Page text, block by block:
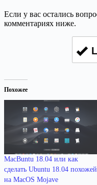
Если у вас остались
комментариях ниже.
Похожее
MacBuntu 18.04 или как
сделать Ubuntu 18.04 похожей
на MacOS Mojave